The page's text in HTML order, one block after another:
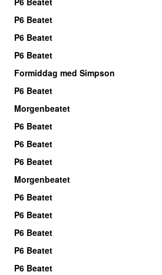
P6 Beatet
P6 Beatet
P6 Beatet
Formiddag med Simpson
P6 Beatet
Morgenbeatet
P6 Beatet
P6 Beatet
P6 Beatet
Morgenbeatet
P6 Beatet
P6 Beatet
P6 Beatet
P6 Beatet
P6 Beatet